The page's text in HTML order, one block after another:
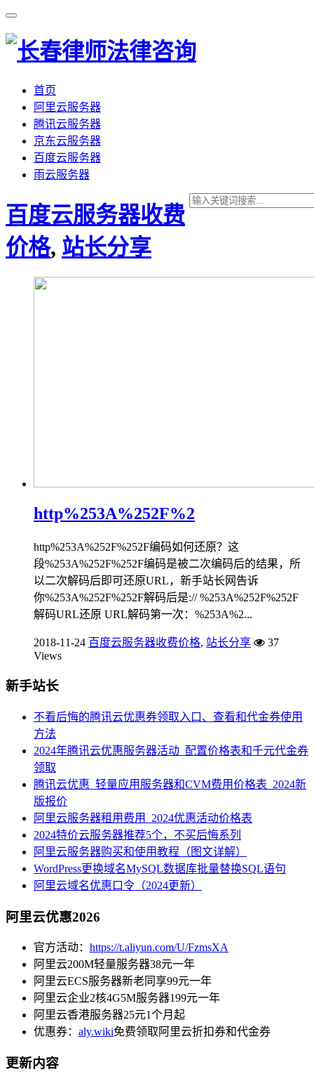
首页
阿里云服务器
腾讯云服务器
京东云服务器
百度云服务器
雨云服务器
百度云服务器收费
价格, 站长分享
http%253A%252F%2
http%253A%252F%252F编码如何还原？这
段%253A%252F%252F编码是被二次编码后的结果，所
以二次解码后即可还原URL，新手站长网告诉
你%253A%252F%252F解码后是:// %253A%252F%252F
解码URL还原 URL解码第一次：%253A%2...
2018-11-24 百度云服务器收费价格, 站长分享
37
Views
新手站长
不看后悔的腾讯云优惠券领取入口、查看和代金券使用
方法
2024年腾讯云优惠服务器活动_配置价格表和千元代金券
领取
腾讯云优惠_轻量应用服务器和CVM费用价格表_2024新
版报价
阿里云服务器租用费用_2024优惠活动价格表
2024特价云服务器推荐5个，不买后悔系列
阿里云服务器购买和使用教程（图文详解）
WordPress更换域名MySQL数据库批量替换SQL语句
阿里云域名优惠口令（2024更新）
阿里云优惠2026
官方活动： https://t.aliyun.com/U/FzmsXA
阿里云200M轻量服务器38元一年
阿里云ECS服务器新老同享99元一年
阿里云企业2核4G5M服务器199元一年
阿里云香港服务器25元1个月起
优惠券： aly.wiki免费领取阿里云折扣券和代金券
更新内容